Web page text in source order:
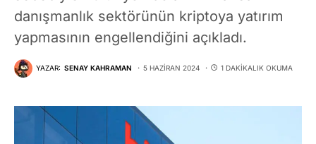
danışmanlık sektörünün kriptoya yatırım
yapmasının engellendiğini açıkladı.
YAZAR: SENAY KAHRAMAN 5 HAZIRAN 2024 1 DAKIKALIK OKUMA